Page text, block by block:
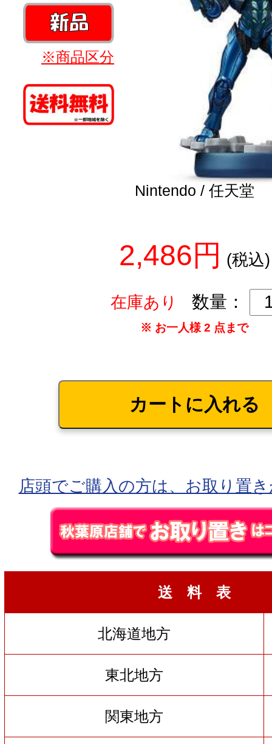
※商品区分
Nintendo / 任天堂
2,486円 (税込)
在庫あり 数量：
※ お一人様 2 点まで
店頭でご購入の方は、お取り置
送 料 表
北海道地方
東北地方
関東地方